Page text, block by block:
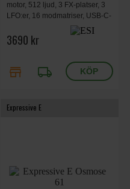
motor, 512 ljud, 3 FX-platser, 3
LFO:er, 16 modmatriser, USB-C-
driven, MIDI I/O, 24-bit/96kHz,
aluminiumfodral, Cubasis LE &
3690 kr
store local_shipping
Expressive E